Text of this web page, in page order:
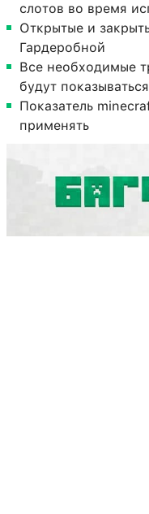
слотов во время
Открытые и
Гардеробной
Все необходимые
будут
Показатель
применять